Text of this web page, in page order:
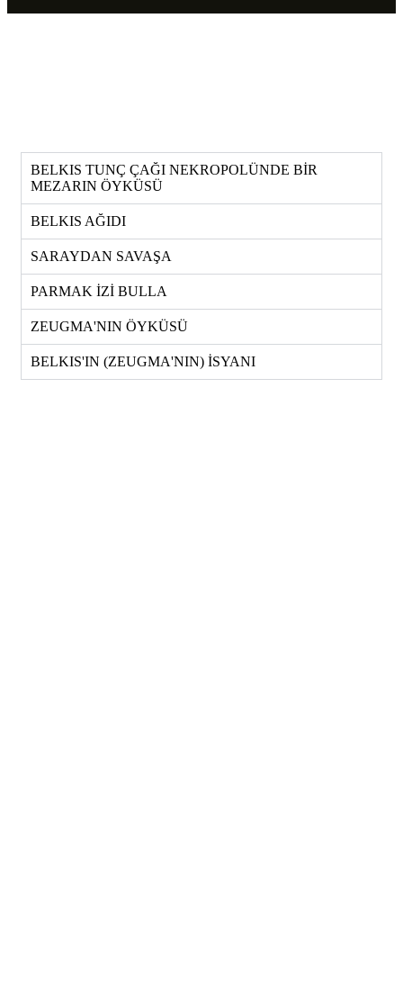
BELKIS TUNÇ ÇAĞI NEKROPOLÜNDE BİR
MEZARIN ÖYKÜSÜ
BELKIS AĞIDI
SARAYDAN SAVAŞA
PARMAK İZİ BULLA
ZEUGMA'NIN ÖYKÜSÜ
BELKIS'IN (ZEUGMA'NIN) İSYANI